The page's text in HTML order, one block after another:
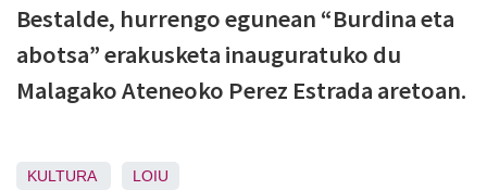
Bestalde, hurrengo egunean “Burdina eta
abotsa” erakusketa inauguratuko du
Malagako Ateneoko Perez Estrada aretoan.
KULTURA LOIU